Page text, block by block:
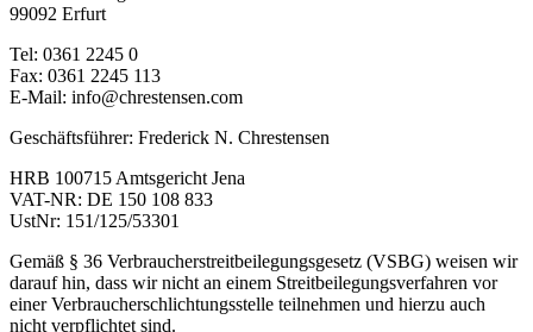
99092 Erfurt
Tel: 0361 2245 0
Fax: 0361 2245 113
E-Mail: info@chrestensen.com
Geschäftsführer: Frederick N. Chrestensen
HRB 100715 Amtsgericht Jena
VAT-NR: DE 150 108 833
UstNr: 151/125/53301
Gemäß § 36 Verbraucherstreitbeilegungsgesetz (VSBG) weisen wir
darauf hin, dass wir nicht an einem Streitbeilegungsverfahren vor
einer Verbraucherschlichtungsstelle teilnehmen und hierzu auch
nicht verpflichtet sind.